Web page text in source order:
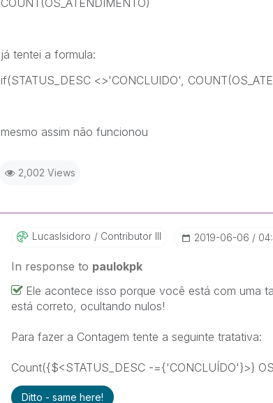
COUNT(OS_ATENDIMENTO)
já tentei a formula:
if(STATUS_DESC <>'CONCLUIDO',
mesmo assim não funcionou
2,002 Views
LucasIsidoro Contributor III ‎2019-06-06
In response to paulokpk
Ele acontece isso porque você está com uma
está correto, ocultando nulos!
Para fazer a Contagem tente a seguinte tratativa:
Count({$<STATUS_DESC -={'CONCLUÍDO'}>}
Ditto - same here!